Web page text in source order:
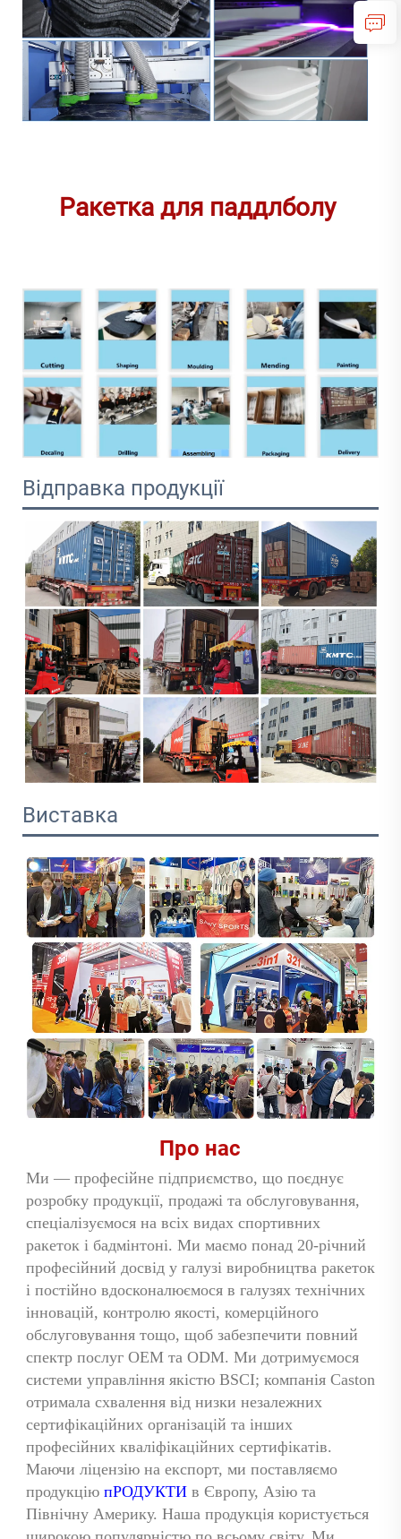
Ракетка для паддлболу
Відправка продукції
Виставка
Про нас
Ми — професійне підприємство, що поєднує
розробку продукції, продажі та обслуговування,
спеціалізуємося на всіх видах спортивних
ракеток і бадмінтоні. Ми маємо понад 20-річний
професійний досвід у галузі виробництва ракеток
і постійно вдосконалюємося в галузях технічних
інновацій, контролю якості, комерційного
обслуговування тощо, щоб забезпечити повний
спектр послуг OEM та ODM. Ми дотримуємося
системи управління якістю BSCI; компанія Caston
отримала схвалення від низки незалежних
сертифікаційних організацій та інших
професійних кваліфікаційних сертифікатів.
Маючи ліцензію на експорт, ми поставляємо
продукцію пРОДУКТИ в Європу, Азію та
Північну Америку. Наша продукція користується